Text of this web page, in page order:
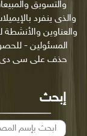
والذى ينفرد
والعناوين
المسئولين -
حذف على سى دى وكتاب
إبحث